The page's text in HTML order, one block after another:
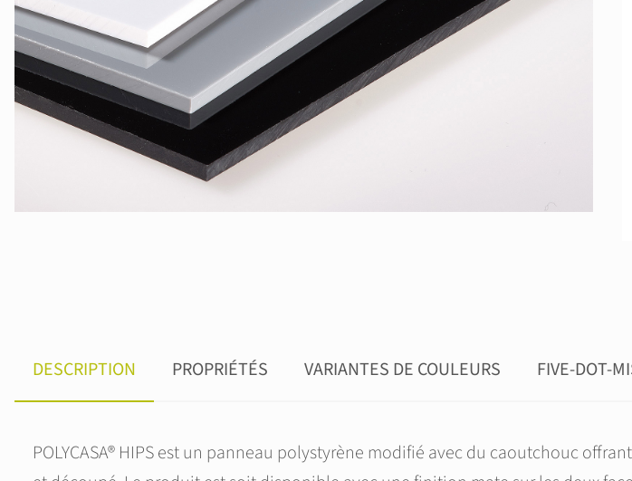
DESCRIPTION PROPRIÉTÉS VARIANTES DE COULEURS FIVE-DOT-
POLYCASA® HIPS est un panneau polystyrène modifié avec du caoutchouc